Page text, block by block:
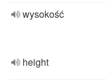
wysokość
height